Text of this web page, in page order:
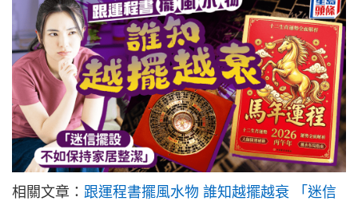
相關文章： 跟運程書擺風水物 誰知越擺越衰 「迷信